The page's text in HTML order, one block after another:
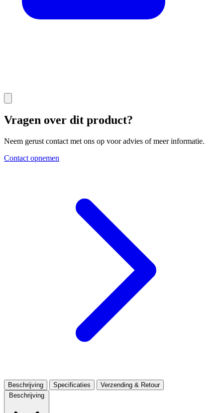
Vragen over dit product?
Neem gerust contact met ons op voor advies of meer informatie.
Contact opnemen
Beschrijving Specificaties
Verzending & Retour
Beschrijving